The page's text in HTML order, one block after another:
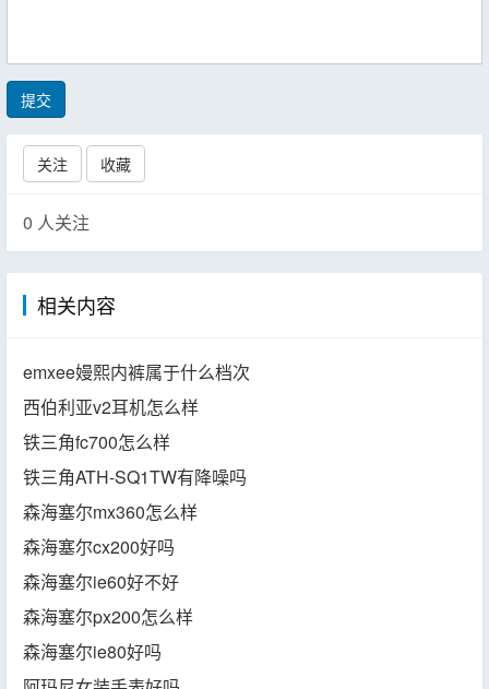
提交
关注 收藏
0 人关注
相关内容
emxee嫚熙内裤属于什么档次
西伯利亚v2耳机怎么样
铁三角fc700怎么样
铁三角ATH-SQ1TW有降噪吗
森海塞尔mx360怎么样
森海塞尔cx200好吗
森海塞尔ie60好不好
森海塞尔px200怎么样
森海塞尔ie80好吗